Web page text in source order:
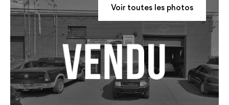
Voir toutes les photos